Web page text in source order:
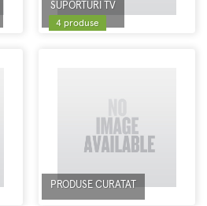
SUPORTURI TV
4 produse
PRODUSE CURATAT